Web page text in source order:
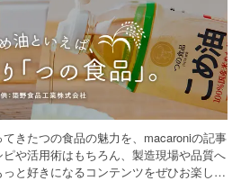
きたつの食品の魅力を、macaroniの記事
や活用術はもちろん、製造現場や品質へ
と好きになるコンテンツをぜひお楽しみ